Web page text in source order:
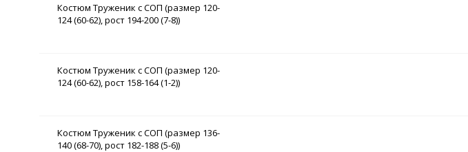
Костюм Труженик с СОП (размер 120-
124 (60-62), рост 194-200 (7-8))
Костюм Труженик с СОП (размер 120-
124 (60-62), рост 158-164 (1-2))
Костюм Труженик с СОП (размер 136-
140 (68-70), рост 182-188 (5-6))